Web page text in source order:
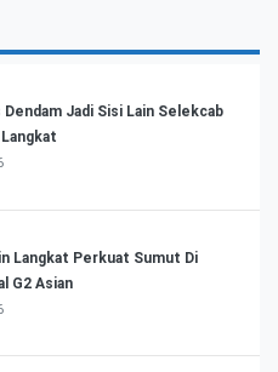
Dendam Jadi Sisi Lain Selekcab
Langkat Perkuat Sumut Di
G2 Asian